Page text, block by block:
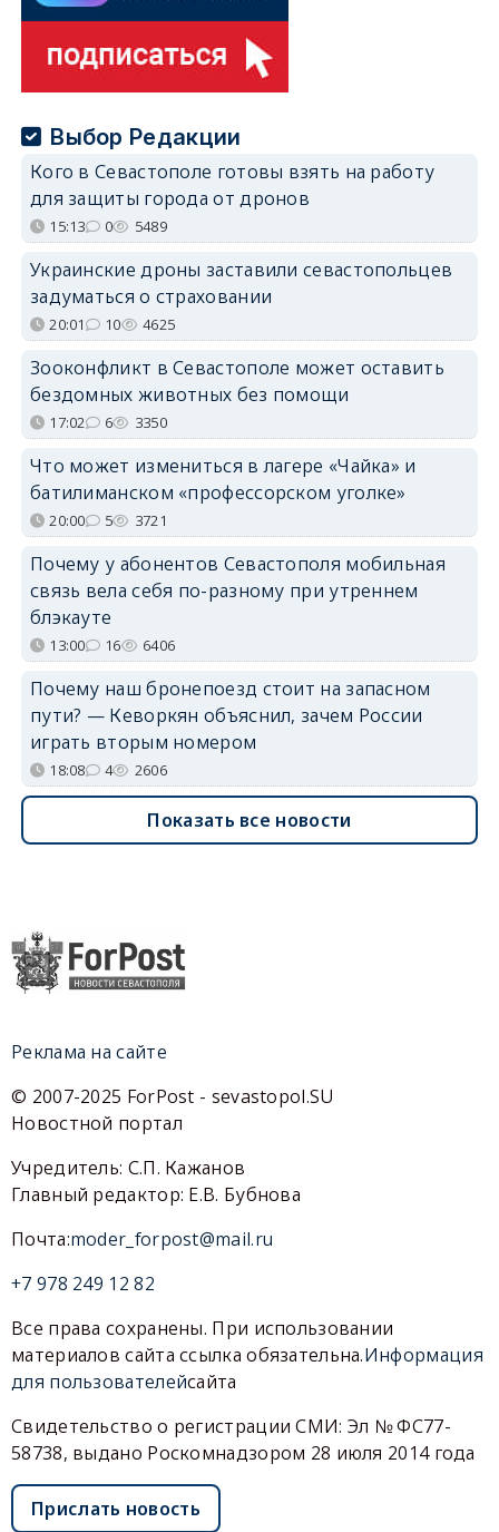
Выбор Редакции
Кого в Севастополе готовы взять на работу
для защиты города от дронов
15:13 0 5489
Украинские дроны заставили севастопольцев
задуматься о страховании
20:01 10 4625
Зооконфликт в Севастополе может оставить
бездомных животных без помощи
17:02 6 3350
Что может измениться в лагере «Чайка» и
батилиманском «профессорском уголке»
20:00 5 3721
Почему у абонентов Севастополя мобильная
связь вела себя по-разному при утреннем
блэкауте
13:00 16 6406
Почему наш бронепоезд стоит на запасном
пути? — Кеворкян объяснил, зачем России
играть вторым номером
18:08 4 2606
Показать все новости
Реклама на сайте
© 2007-2025 ForPost - sevastopol.SU
Новостной портал
Учредитель: С.П. Кажанов
Главный редактор: Е.В. Бубнова
Почта:moder_forpost@mail.ru
+7 978 249 12 82
Все права сохранены. При использовании
материалов сайта ссылка обязательна.Информация
для пользователейсайта
Свидетельство о регистрации СМИ: Эл № ФС77-
58738, выдано Роскомнадзором 28 июля 2014 года
Прислать новость